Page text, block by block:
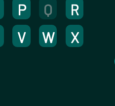
P Q
R
V W
X